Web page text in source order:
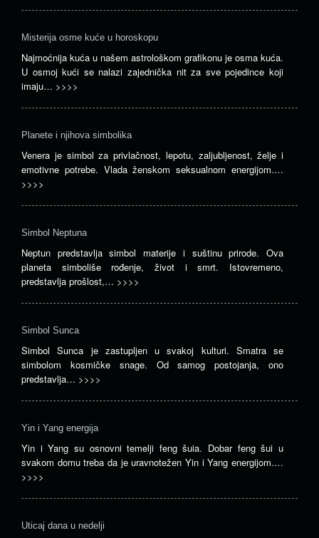
Misterija osme kuće u horoskopu
Najmoćnija kuća u našem astrološkom grafikonu je osma kuća.
U osmoj kući se nalazi zajednička nit za sve pojedince koji
imaju… >>>>
Planete i njihova simbolika
Venera je simbol za privlačnost, lepotu, zaljubljenost, želje i
emotivne potrebe. Vlada ženskom seksualnom energijom.…
>>>>
Simbol Neptuna
Neptun predstavlja simbol materije i suštinu prirode. Ova
planeta simboliše rođenje, život i smrt. Istovremeno,
predstavlja prošlost,… >>>>
Simbol Sunca
Simbol Sunca je zastupljen u svakoj kulturi. Smatra se
simbolom kosmičke snage. Od samog postojanja, ono
predstavlja… >>>>
Yin i Yang energija
Yin i Yang su osnovni temelji feng šuia. Dobar feng šui u
svakom domu treba da je uravnotežen Yin i Yang energijom.…
>>>>
Uticaj dana u nedelji